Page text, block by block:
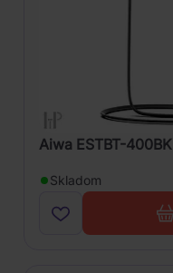
Aiwa ESTBT-400BK
Skladom